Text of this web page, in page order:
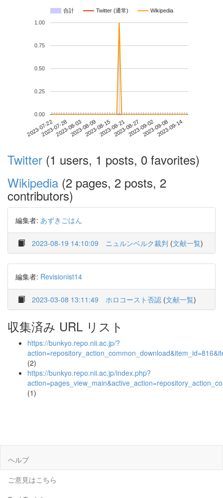
合計 Twitter (通常) Wikipedia
2023-07-222023-07-282023-08-032023-08-092023-08-152023-08-212023-08-272023-09-022023-09-082023-09-14
0.00
0.25
0.50
0.75
1.00
Twitter (1 users, 1 posts, 0 favorites)
Wikipedia (2 pages, 2 posts, 2
contributors)
編集者: あずきごはん
2023-08-19 14:10:09 ニュルンベルク裁判 (文献一覧)
編集者: Revisionist14
2023-03-08 13:11:49 ホロコースト否認 (文献一覧)
収集済み URL リスト
https://bunkyo.repo.nii.ac.jp/?
(2)
https://bunkyo.repo.nii.ac.jp/index.php?
(1)
ヘルプ
ご意見はこちら